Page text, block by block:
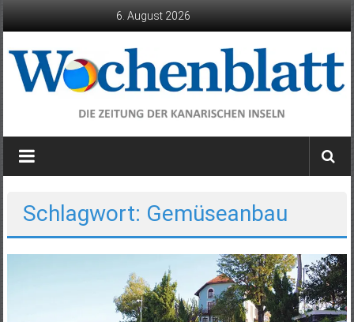
6. August 2026
Wochenblatt
die
Kanarischen
Inseln
Schlagwort: Gemüseanbau